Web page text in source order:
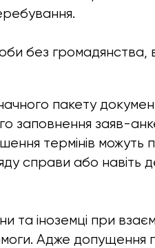
без громадянства,
пакету
заповнення заяв-
термінів можуть
справи або навіть
іноземці при
Адже допущення